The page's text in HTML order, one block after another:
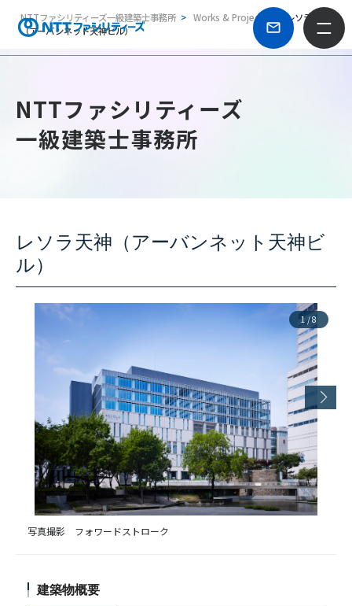
NTTファシリティーズ一級建築士事務所 Works & Projects
レソラ天神
（アーバンネット天神ビル）
NTTファシリティーズ
一級建築士事務所
レソラ天神（アーバンネット天神ビ
ル）
1/8
写真撮影 フォワードストローク
建築物概要